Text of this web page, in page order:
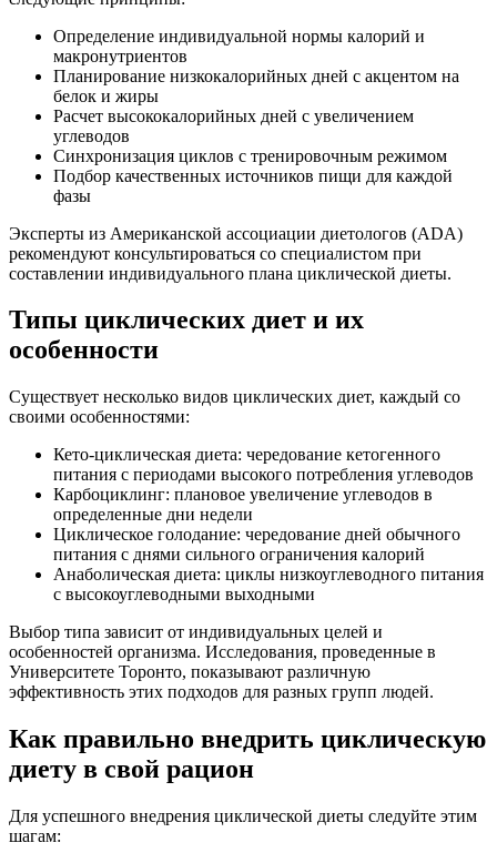
Определение индивидуальной нормы калорий и
макронутриентов
Планирование низкокалорийных дней с акцентом на
белок и жиры
Расчет высококалорийных дней с увеличением
углеводов
Синхронизация циклов с тренировочным режимом
Подбор качественных источников пищи для каждой
фазы
Эксперты из Американской ассоциации диетологов (ADA)
рекомендуют консультироваться со специалистом при
составлении индивидуального плана циклической диеты.
Типы циклических диет и их
особенности
Существует несколько видов циклических диет, каждый со
своими особенностями:
Кето-циклическая диета: чередование кетогенного
питания с периодами высокого потребления углеводов
Карбоциклинг: плановое увеличение углеводов в
определенные дни недели
Циклическое голодание: чередование дней обычного
питания с днями сильного ограничения калорий
Анаболическая диета: циклы низкоуглеводного питания
с высокоуглеводными выходными
Выбор типа зависит от индивидуальных целей и
особенностей организма. Исследования, проведенные в
Университете Торонто, показывают различную
эффективность этих подходов для разных групп людей.
Как правильно внедрить циклическую
диету в свой рацион
Для успешного внедрения циклической диеты следуйте этим
шагам: